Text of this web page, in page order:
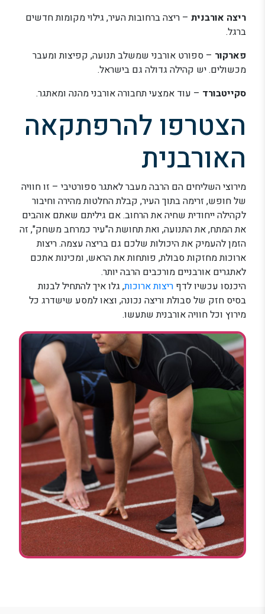
ריצה אורבנית – ריצה ברחובות העיר, גילוי מקומות חדשים
ברגל.
פארקור – ספורט אורבני שמשלב תנועה, קפיצות ומעבר
מכשולים. יש קהילה גדולה גם בישראל.
סקייטבורד – עוד אמצעי תחבורה אורבני מהנה ומאתגר.
הצטרפו להרפתקאה
האורבנית
מירוצי השליחים הם הרבה מעבר לאתגר ספורטיבי – זו חוויה
של חופש, זרימה בתוך העיר, קבלת החלטות מהירה וחיבור
לקהילה ייחודית שחיה את הרחוב. אם גיליתם שאתם אוהבים
את המתח, את התנועה, ואת תחושת ה"עיר כמרחב משחק", זה
הזמן להעמיק את היכולות שלכם גם בריצה עצמה. ריצות
ארוכות מחזקות סבולת, פותחות את הראש, ומכינות אתכם
לאתגרים אורבניים מורכבים הרבה יותר.
היכנסו עכשיו לדף ריצות ארוכות, גלו איך להתחיל לבנות
בסיס חזק של סבולת וריצה נכונה, וצאו למסע שישדרג כל
מירוץ וכל חוויה אורבנית שתעשו.